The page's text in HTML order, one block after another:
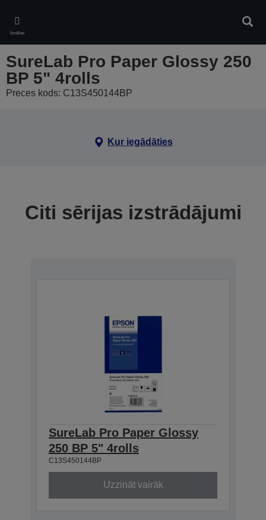
main
content
Izvēlne
SureLab Pro Paper Glossy 250
BP 5" 4rolls
Preces kods: C13S450144BP
Kur iegādāties
Citi sērijas izstrādājumi
SureLab Pro Paper Glossy
250 BP 5" 4rolls
C13S450144BP
Uzzināt vairāk